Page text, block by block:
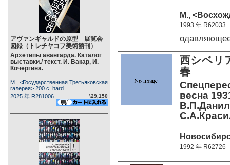
アヴァンギャルドの原型 展覧会
図録（トレチヤコフ美術館刊）
Архетипы авангарда. Каталог
выставки./ текст. И. Вакар, И.
Кочергина.
М., <Государственная Третьяковская
галерея> 200 c. hard
2025 年 R281006
\29,150
М.,
1993 年 R62033
西シベリ
春
весна
1992 年 R62726